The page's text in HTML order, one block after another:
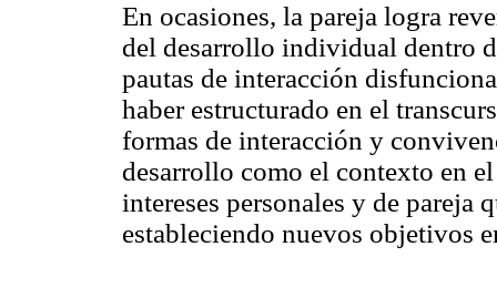
En ocasiones, la pareja logra
del desarrollo individual dentro
pautas de interacción
haber estructurado en el
formas de interacción y
desarrollo como el contexto en
intereses personales y de pareja
estableciendo nuevos objetivos